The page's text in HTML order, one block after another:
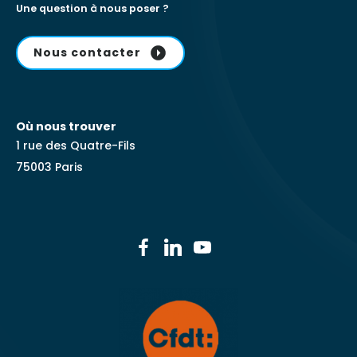
Une question à nous poser ?
Nous contacter
Où nous trouver
1 rue des Quatre-Fils
75003 Paris